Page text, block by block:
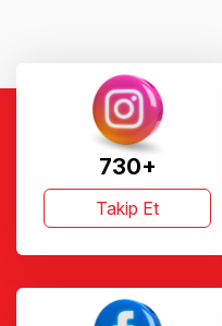
730+
Takip Et